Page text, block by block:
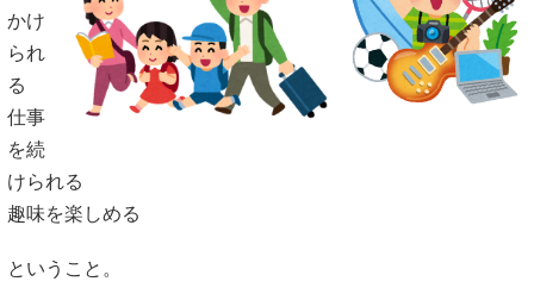
かけ
られ
る
仕事
を続
けられる
趣味を楽しめる
ということ。